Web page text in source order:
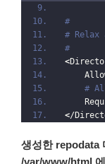
#
# Relax
#
<
#
</
생성한 repodata
/var/www/html